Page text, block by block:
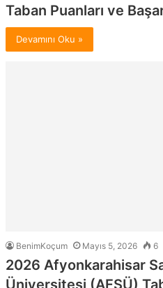
Taban Puanları ve
Devamını Oku »
BenimKoçum Mayıs 5, 2026 6
2026 Afyonkarahisar
Üniversitesi (AFSÜ)